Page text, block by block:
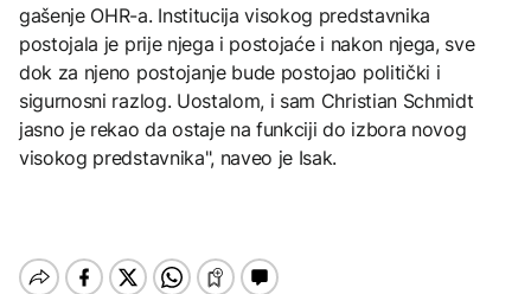
gašenje OHR-a. Institucija visokog predstavnika
postojala je prije njega i postojaće i nakon njega, sve
dok za njeno postojanje bude postojao politički i
sigurnosni razlog. Uostalom, i sam Christian Schmidt
jasno je rekao da ostaje na funkciji do izbora novog
visokog predstavnika", naveo je Isak.